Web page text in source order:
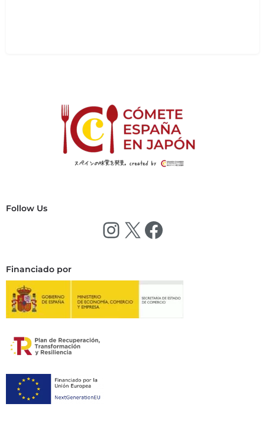
Follow Us
Financiado por